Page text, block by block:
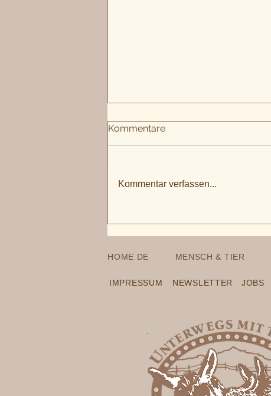
Kommentare
Kommentar verfassen...
HOME DE MENSCH & TIER
IMPRESSUM NEWSLETTER JOBS
.